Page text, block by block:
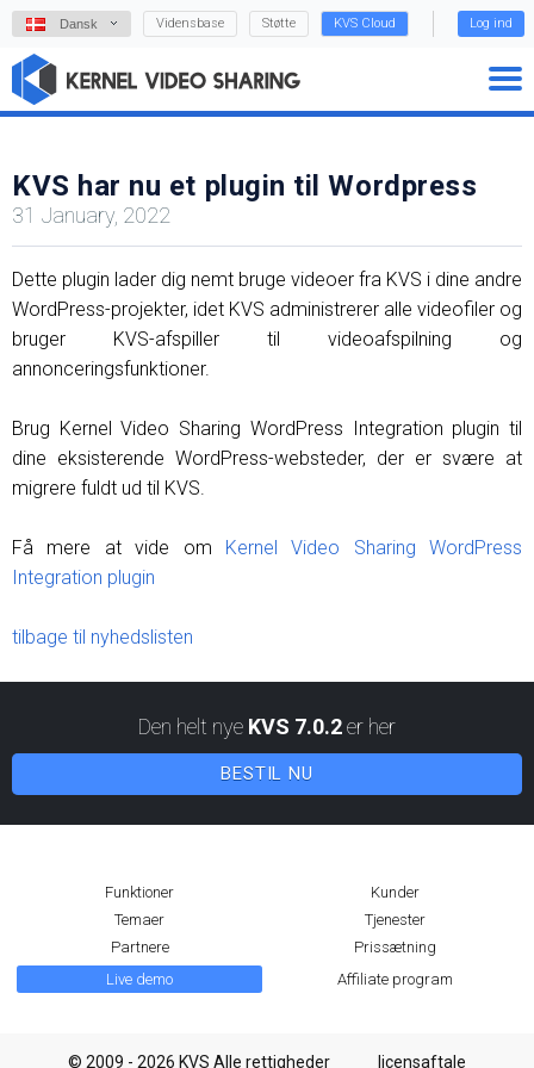
Dansk Vidensbase Støtte KVS Cloud Log ind
KVS har nu et plugin til Wordpress
31 January, 2022
Dette plugin lader dig nemt bruge videoer fra KVS i dine andre
WordPress-projekter, idet KVS administrerer alle videofiler og
bruger KVS-afspiller til videoafspilning og
annonceringsfunktioner.
Brug Kernel Video Sharing WordPress Integration plugin til
dine eksisterende WordPress-websteder, der er svære at
migrere fuldt ud til KVS.
Få mere at vide om Kernel Video Sharing WordPress
Integration plugin
tilbage til nyhedslisten
Den helt nye KVS 7.0.2er her
BESTIL NU
Funktioner
Kunder
Temaer
Tjenester
Partnere
Prissætning
Live demo
Affiliate program
© 2009 - 2026 KVS Alle rettigheder licensaftale